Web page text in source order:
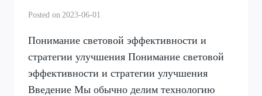
Posted on 2023-06-01
Понимание световой эффективности и
стратегии улучшения Понимание световой
эффективности и стратегии улучшения
Введение Мы обычно делим технологию